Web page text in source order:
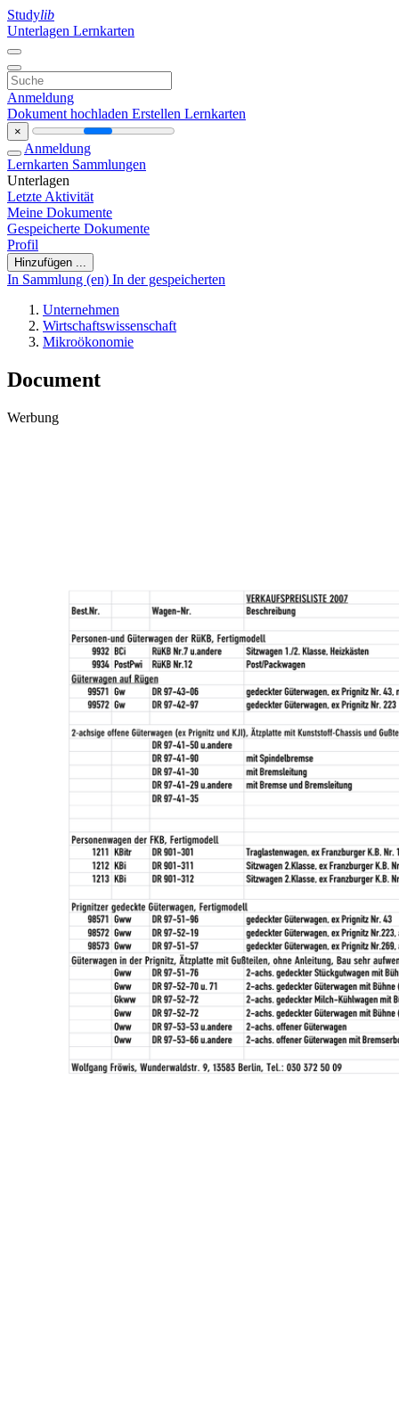
Studylib
Unterlagen Lernkarten
Anmeldung
Dokument hochladen Erstellen Lernkarten
×
Anmeldung
Lernkarten Sammlungen
Unterlagen
Letzte Aktivität
Meine Dokumente
Gespeicherte Dokumente
Profil
Hinzufügen ...
In Sammlung (en) In der gespeicherten
Unternehmen
Wirtschaftswissenschaft
Mikroökonomie
Document
Werbung